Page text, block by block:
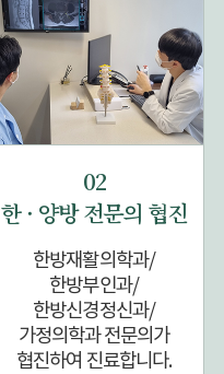
02
한 · 양방 전문의 협진
한방재활의학과/
한방부인과/
한방신경정신과/
가정의학과 전문의가
협진하여 진료합니다.